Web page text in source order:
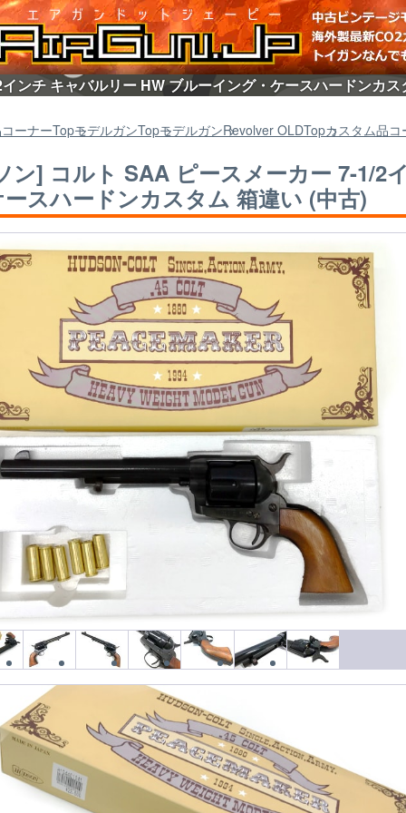
ンチ キャバルリー HW ブルーイング・ケースハードンカ
ーナーTopモデルガンTopモデルガンRevolver OLDTopカスタム品コ
ン] コルト SAA ピースメーカー 7-1/2
スハードンカスタム 箱違い (中古)